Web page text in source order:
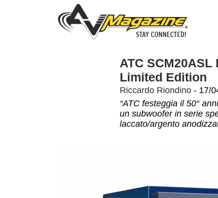
ATC
Limited Edition
Riccardo Riondino- 17/
“ATC festeggia il 50°
un subwoofer in serie
laccato/argento